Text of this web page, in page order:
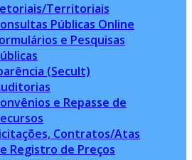
Territoriais
Públicas Online
e Pesquisas
(Secult)
e Repasse de
Contratos/Atas
Registro de Preços